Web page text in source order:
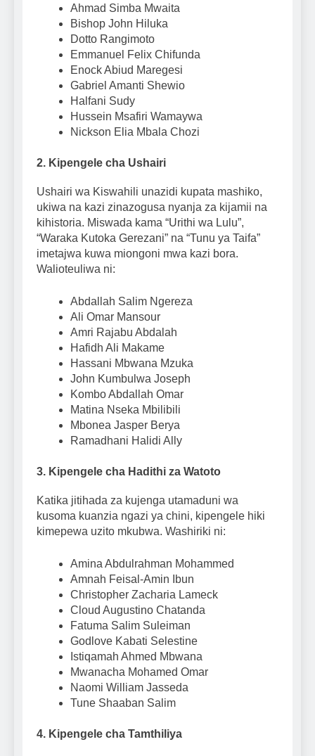
Ahmad Simba Mwaita
Bishop John Hiluka
Dotto Rangimoto
Emmanuel Felix Chifunda
Enock Abiud Maregesi
Gabriel Amanti Shewio
Halfani Sudy
Hussein Msafiri Wamaywa
Nickson Elia Mbala Chozi
2. Kipengele cha Ushairi
Ushairi wa Kiswahili unazidi kupata mashiko,
ukiwa na kazi zinazogusa nyanja za kijamii na
kihistoria. Miswada kama “Urithi wa Lulu”,
“Waraka Kutoka Gerezani” na “Tunu ya Taifa”
imetajwa kuwa miongoni mwa kazi bora.
Walioteuliwa ni:
Abdallah Salim Ngereza
Ali Omar Mansour
Amri Rajabu Abdalah
Hafidh Ali Makame
Hassani Mbwana Mzuka
John Kumbulwa Joseph
Kombo Abdallah Omar
Matina Nseka Mbilibili
Mbonea Jasper Berya
Ramadhani Halidi Ally
3. Kipengele cha Hadithi za Watoto
Katika jitihada za kujenga utamaduni wa
kusoma kuanzia ngazi ya chini, kipengele hiki
kimepewa uzito mkubwa. Washiriki ni:
Amina Abdulrahman Mohammed
Amnah Feisal-Amin Ibun
Christopher Zacharia Lameck
Cloud Augustino Chatanda
Fatuma Salim Suleiman
Godlove Kabati Selestine
Istiqamah Ahmed Mbwana
Mwanacha Mohamed Omar
Naomi William Jasseda
Tune Shaaban Salim
4. Kipengele cha Tamthiliya